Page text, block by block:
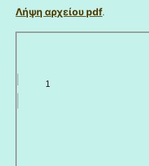
Λήψη αρχείου pdf.